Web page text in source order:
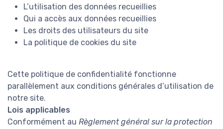
L’utilisation des données recueillies
Qui a accès aux données recueillies
Les droits des utilisateurs du site
La politique de cookies du site
Cette politique de confidentialité fonctionne
parallèlement aux conditions générales d’utilisation de
notre site.
Lois applicables
Conformément au Règlement général sur la protection